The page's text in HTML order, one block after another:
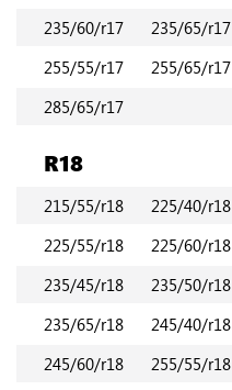
235/60/r17
235/65/r17
255/55/r17
255/65/r17
285/65/r17
R18
215/55/r18 225/40/r18
225/55/r18
225/60/r18
235/45/r18
235/50/r18
235/65/r18
245/40/r18
245/60/r18
255/55/r18